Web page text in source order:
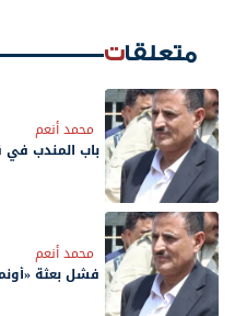
متعلقات
محمد أنعم
باب المندب في
محمد أنعم
فشل بعثة